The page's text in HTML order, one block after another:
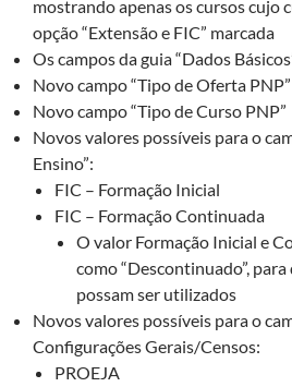
mostrando apenas os cursos cujo
opção “Extensão e FIC” marcada
Os campos da guia “Dados
Novo campo “Tipo de Oferta PNP”
Novo campo “Tipo de Curso PNP”
Novos valores possíveis para o
Ensino”:
FIC – Formação Inicial
FIC – Formação Continuada
O valor Formação Inicial e
como “Descontinuado”,
possam ser utilizados
Novos valores possíveis para o
Configurações Gerais/Censos:
PROEJA